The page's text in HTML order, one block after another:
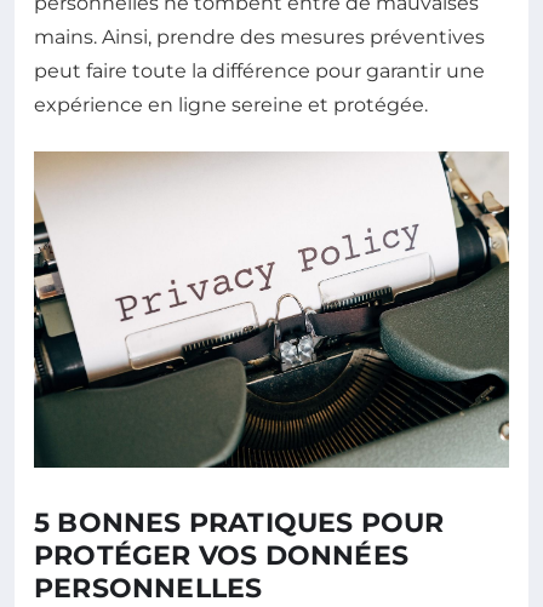
mains. Ainsi, prendre des mesures préventives
peut faire toute la différence pour garantir une
expérience en ligne sereine et protégée.
5 BONNES PRATIQUES POUR
PROTÉGER VOS DONNÉES
PERSONNELLES